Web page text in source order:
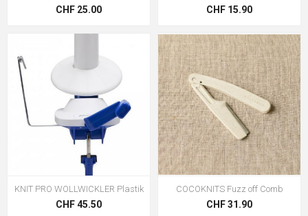
CHF 25.00 CHF 15.90
KNIT PRO WOLLWICKLER Plastik
CHF 45.50
COCOKNITS Fuzz off Comb
CHF 31.90